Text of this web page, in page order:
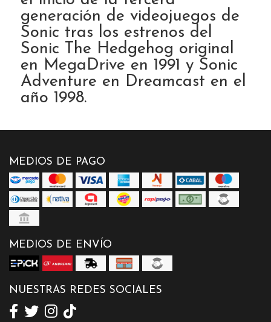
generación de videojuegos de
Sonic tras los estrenos del
Sonic The Hedgehog original
en MegaDrive en 1991 y Sonic
Adventure en Dreamcast en el
año 1998.
MEDIOS DE PAGO
MEDIOS DE ENVÍO
NUESTRAS REDES SOCIALES